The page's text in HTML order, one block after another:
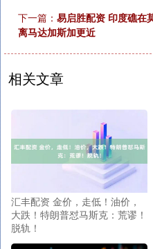
下一篇： 易启胜配资 印度礁在
离马达加斯加更近
相关文章
汇丰配资 金价，走低！油价，
大跌！特朗普怼马斯克：荒谬！
脱轨！